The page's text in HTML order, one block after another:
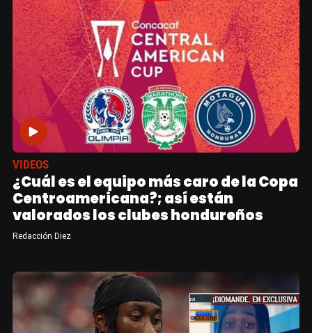
VIDEOS
¿Cuál es el equipo más caro de la Copa
Centroamericana?; así están
valorados los clubes hondureños
Redacción Diez